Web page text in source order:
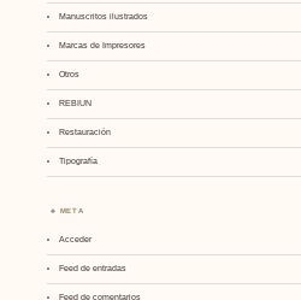
Manuscritos ilustrados
Marcas de Impresores
Otros
REBIUN
Restauración
Tipografía
META
Acceder
Feed de entradas
Feed de comentarios